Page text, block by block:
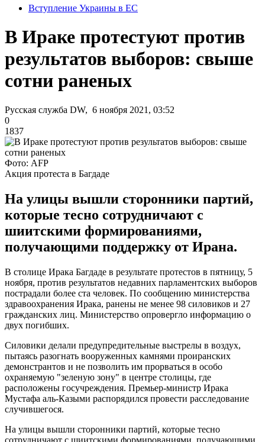
Вступление Украины в ЕС
В Ираке протестуют против
результатов выборов: свыше
сотни раненых
Русская служба DW, 6 ноября 2021, 03:52
0
1837
Фото: AFP
Акция протеста в Багдаде
На улицы вышли сторонники партий,
которые тесно сотрудничают с
шиитскими формированиями,
получающими поддержку от Ирана.
В столице Ирака Багдаде в результате протестов в пятницу, 5
ноября, против результатов недавних парламентских выборов
пострадали более ста человек. По сообщению министерства
здравоохранения Ирака, ранены не менее 98 силовиков и 27
гражданских лиц. Министерство опровергло информацию о
двух погибших.
Силовики делали предупредительные выстрелы в воздух,
пытаясь разогнать вооруженных камнями проиранских
демонстрантов и не позволить им прорваться в особо
охраняемую "зеленую зону" в центре столицы, где
расположены госучреждения. Премьер-министр Ирака
Мустафа аль-Казыми распорядился провести расследование
случившегося.
На улицы вышли сторонники партий, которые тесно
сотрудничают с шиитскими формированиями, получающими